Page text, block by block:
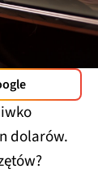
dolarów.